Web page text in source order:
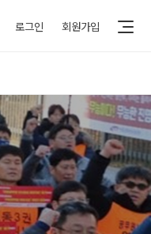
로그인 회원가입